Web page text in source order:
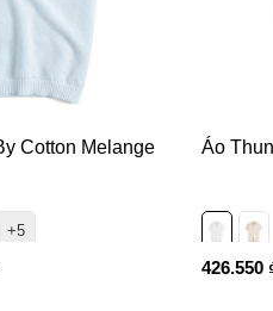
+5
Cotton Melange Áo
426.550